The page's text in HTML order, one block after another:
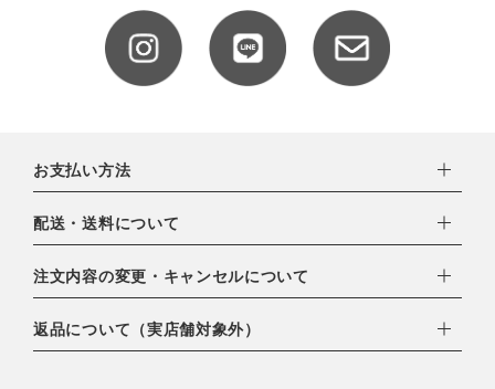
全ての商品
ご利用ガイド
お支払い方法
下記お支払い方法よりお選びいただけます。
・クレジットカード（VISA,mastercard,JCB,AMERICAN
EXPRESS,Diners Club）
・amazonペイメント
・楽天ペイ
・PayPay
配送・送料について
配達業者：日本郵便
北海道：1,400円
注文内容の変更・キャンセルについて
ご注文日当日から翌日のAM9:00までにご連絡頂いた場合はキャ
ンセルは可能です。
返品について（実店舗対象外）